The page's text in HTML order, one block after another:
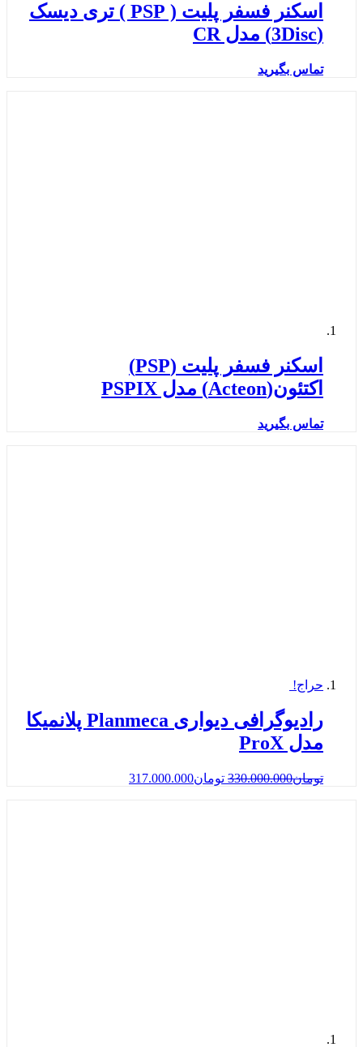
اسکنر فسفر پلیت ( PSP ) تری دیسک
(3Disc) مدل CR
تماس بگیرید
اسکنر فسفر پلیت (PSP)
اکتئون(Acteon) مدل PSPIX
تماس بگیرید
حراج!
رادیوگرافی دیواری Planmeca پلانمیکا
مدل ProX
تومان330.000.000 تومان317.000.000